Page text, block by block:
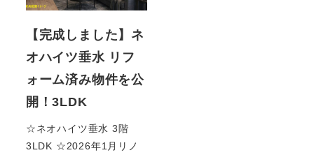
【完成しました】ネ
オハイツ垂水 リフ
ォーム済み物件を公
開！3LDK
☆ネオハイツ垂水 3階
3LDK ☆2026年1月リノ